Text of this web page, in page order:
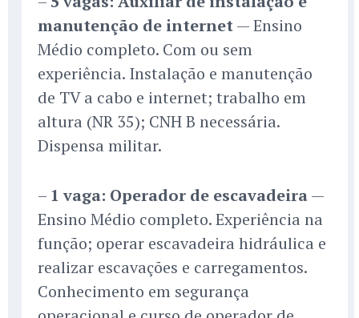
manutenção de internet— Ensino
Médio completo. Com ou sem
experiência. Instalação e manutenção
de TV a cabo e internet; trabalho em
altura (NR 35); CNH B necessária.
Dispensa militar.
– 1 vaga: Operador de escavadeira—
Ensino Médio completo. Experiência na
função; operar escavadeira hidráulica e
realizar escavações e carregamentos.
Conhecimento em segurança